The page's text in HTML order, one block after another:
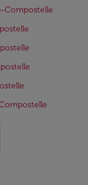
Compostelle